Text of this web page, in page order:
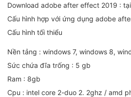
Download adobe after effect 2019 :
Cấu hình hợp với ứng dụng adobe
Cấu hình tối thiểu
Nền tảng : windows 7, windows 8,
Sức chứa đĩa trống : 5 gb
Ram : 8gb
Cpu : intel core 2-duo 2. 2ghz / amd